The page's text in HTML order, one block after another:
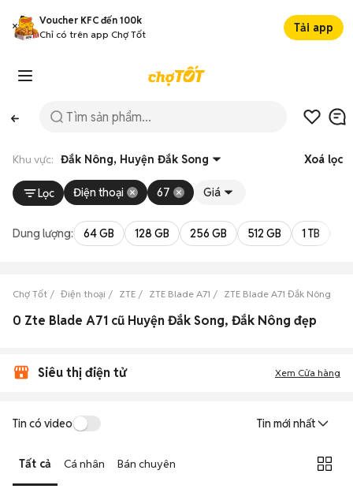
Voucher KFC đến 100k
Chỉ có trên app Chợ Tốt
Tải app
Khu vực: Đắk Nông, Huyện Đắk Song Xoá lọc
Lọc Điện thoại 67 Giá
Dung lượng: 64 GB 128 GB 256 GB 512 GB 1 TB
Chợ Tốt Điện thoại ZTE ZTE Blade A71 ZTE Blade A71 Đắk Nông
0 Zte Blade A71 cũ Huyện Đắk Song, Đắk Nông đẹp
Siêu thị điện tử Xem Cửa hàng
Tin có video Tin mới nhất
Tất cả Cá nhân Bán chuyên